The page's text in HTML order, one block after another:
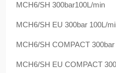
MCH6/SH 300bar100L/min
MCH6/SH EU 300bar 100L/
MCH6/SH COMPACT
MCH6/SH EU COMPACT